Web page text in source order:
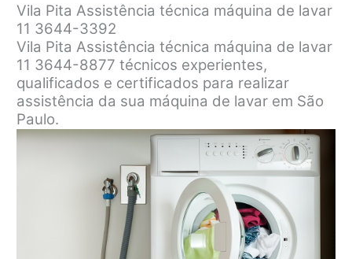
Vila Pita Assistência técnica máquina de lavar
11 3644-3392
Vila Pita Assistência técnica máquina de lavar
11 3644-8877 técnicos experientes,
qualificados e certificados para realizar
assistência da sua máquina de lavar em São
Paulo.